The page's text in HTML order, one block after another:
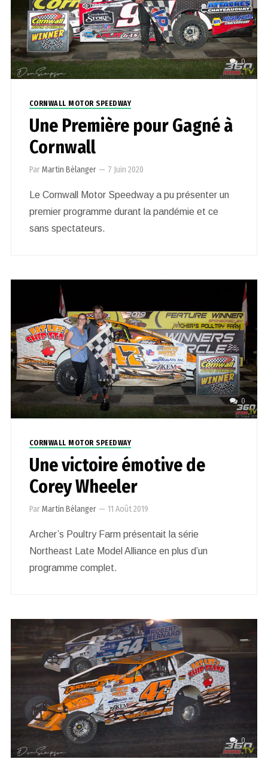
0
CORNWALL MOTOR SPEEDWAY
Une Première pour Gagné à
Cornwall
ParMartin Bélanger — 7 Juin 2020
Le Cornwall Motor Speedway a pu présenter un
premier programme durant la pandémie et ce
sans spectateurs.
0
CORNWALL MOTOR SPEEDWAY
Une victoire émotive de
Corey Wheeler
ParMartin Bélanger — 11 Août 2019
Archer’s Poultry Farm présentait la série
Northeast Late Model Alliance en plus d’un
programme complet.
0